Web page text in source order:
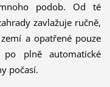
podob. Od té
zavlažuje ručně,
a opatřené pouze
plně automatické
počasí.